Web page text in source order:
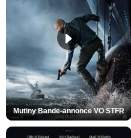
Mutiny Bande-annonce VO STFR